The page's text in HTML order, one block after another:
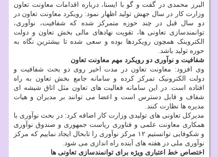
البرز محمدی در گفت و گو با ایسنا، درباره اقدامات معاونت تعاون
وزارت کار در سال جهش تولید اظهار نمود: رویکرد معاونت تعاون در
دو سال قبل در چند حوزه متمرکز شده که شفافیت، نوآوری،
توانمندسازی تعاونی ها، تقویت نهادهای مالی بخش تعاون و دولت
الکتروینک همچون رویکردها بوده و سعی شده تا بیشترین نگاه به
حوزه تولید باشد.
شفافیت و نوآوری دو رویکرد مهم معاونت تعاون
وی افزود: معاونت تعاون در مدت اخیر روی دو بحث شفافیت و
دولت الکترونیک تمرکز کرده و سامانه جامع بخش تعاون به راه
افتاده است. در این سامانه فعالیت های تعاون مثل اتاق شیشه ای
شفاف و قابل دسترس است و اعضا می توانند بر مدیران و هیات
مدیره ها نظارت کنند.
مدیرکل تعاونی های تولیدی وزارت کار اضافه کرد: در بحث نوآوری با
همکاری معاونت علمی و فناوری ریاست جمهوری و صندوق نوآوری
و شکوفایی توانستیم ۱۲ مرکز نوآوری را تابحال ایجاد نماییم که مرکز
نوآوری ملی در هفته های آینده راه اندازی می شود.
اختصاص خط اعتباری ویژه برای توانمندسازی تعاونی ها